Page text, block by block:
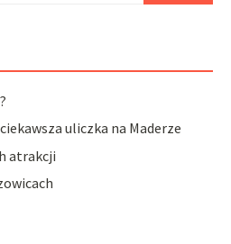
uliczka na Maderze
atrakcji